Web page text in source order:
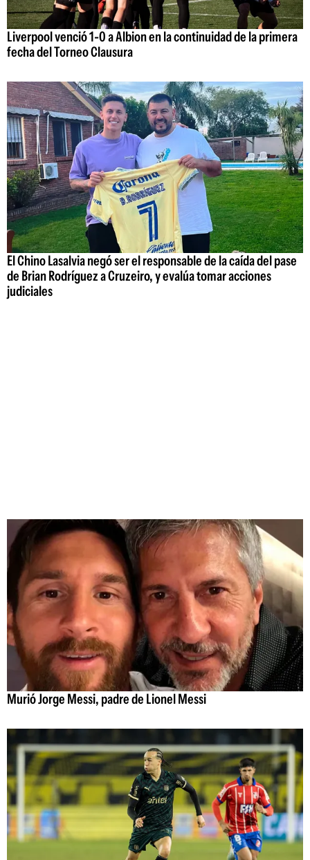
Liverpool venció 1-0 a Albion en la continuidad de la primera
fecha del Torneo Clausura
El Chino Lasalvia negó ser el responsable de la caída del pase
de Brian Rodríguez a Cruzeiro, y evalúa tomar acciones
judiciales
Murió Jorge Messi, padre de Lionel Messi